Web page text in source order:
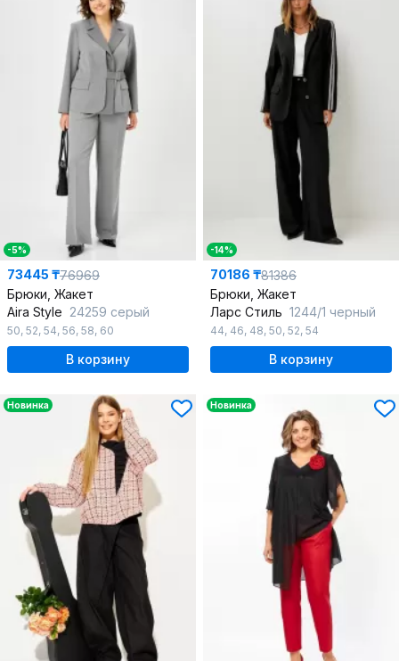
-5%
73445 ₸76969
Брюки, Жакет
Aira Style 24259 серый
50, 52, 54, 56, 58, 60
В корзину
-14%
70186 ₸81386
Брюки, Жакет
Ларс Стиль 1244/1 черный
44, 46, 48, 50, 52, 54
В корзину
Новинка Новинка